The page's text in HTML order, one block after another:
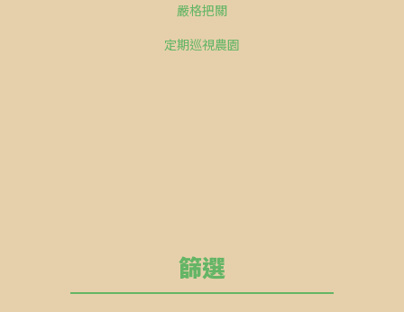
嚴格把關
定期巡視農園
篩選